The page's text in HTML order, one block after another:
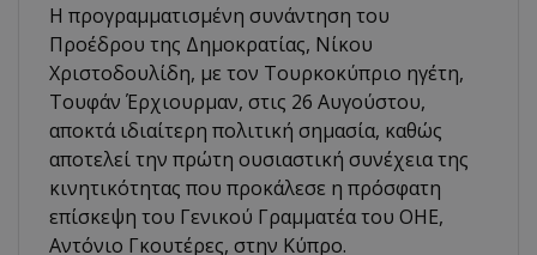
Η προγραμματισμένη συνάντηση του
Προέδρου της Δημοκρατίας, Νίκου
Χριστοδουλίδη, με τον Τουρκοκύπριο ηγέτη,
Τουφάν Έρχιουρμαν, στις 26 Αυγούστου,
αποκτά ιδιαίτερη πολιτική σημασία, καθώς
αποτελεί την πρώτη ουσιαστική συνέχεια της
κινητικότητας που προκάλεσε η πρόσφατη
επίσκεψη του Γενικού Γραμματέα του ΟΗΕ,
Αντόνιο Γκουτέρες, στην Κύπρο.